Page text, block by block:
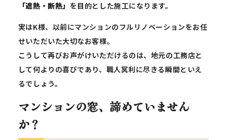
「遮熱・断熱」 を目的とした施工になります。
実はK様、以前にマンションのフルリノベーションをお任
せいただいた大切なお客様。
こうして再びお声がけいただけるのは、地元の工務店と
して何よりの喜びであり、職人冥利に尽きる瞬間といえ
るでしょう。
マンションの窓、諦めていません
か？